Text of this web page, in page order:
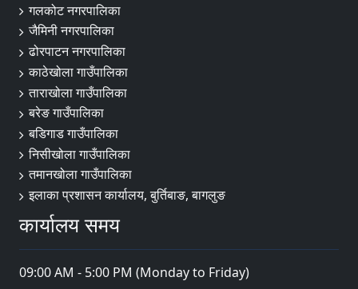
गलकोट नगरपालिका
जैमिनी नगरपालिका
ढोरपाटन नगरपालिका
काठेखोला गाउँपालिका
ताराखोला गाउँपालिका
बरेङ गाउँपालिका
बडिगाड गाउँपालिका
निसीखोला गाउँपालिका
तमानखोला गाउँपालिका
इलाका प्रशासन कार्यालय, बुर्तिबाङ, बागलुङ
कार्यालय समय
09:00 AM - 5:00 PM (Monday to Friday)